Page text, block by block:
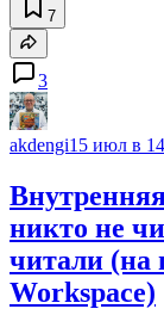
7
3
akdengi15 июл в
никто не
читали (на
Workspace)